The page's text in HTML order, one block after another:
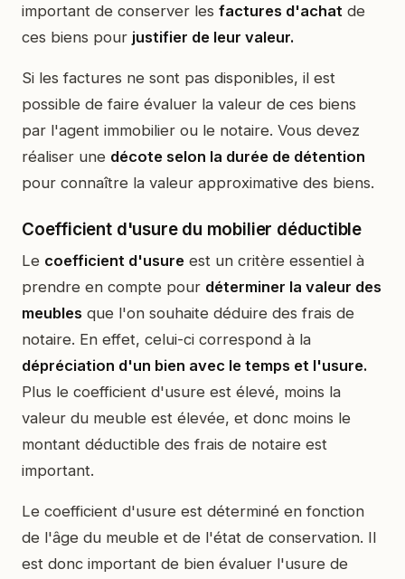
important de conserver les factures d'achat de
ces biens pour justifier de leur valeur.
Si les factures ne sont pas disponibles, il est
possible de faire évaluer la valeur de ces biens
par l'agent immobilier ou le notaire. Vous devez
réaliser une décote selon la durée de détention
pour connaître la valeur approximative des biens.
Coefficient d'usure du mobilier déductible
Le coefficient d'usure est un critère essentiel à
prendre en compte pour déterminer la valeur des
meubles que l'on souhaite déduire des frais de
notaire. En effet, celui-ci correspond à la
dépréciation d'un bien avec le temps et l'usure.
Plus le coefficient d'usure est élevé, moins la
valeur du meuble est élevée, et donc moins le
montant déductible des frais de notaire est
important.
Le coefficient d'usure est déterminé en fonction
de l'âge du meuble et de l'état de conservation. Il
est donc important de bien évaluer l'usure de